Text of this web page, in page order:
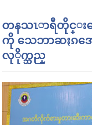
တနသၤာရီတိုင္းေ
ကို သေဘာဆႏၵအ
လုိုက္သည္